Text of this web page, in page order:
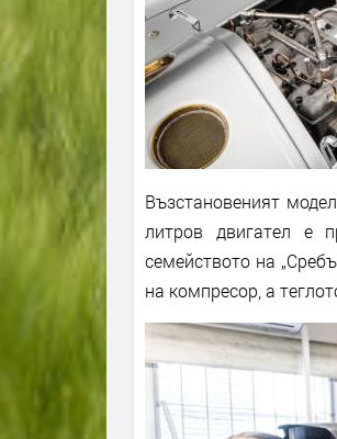
Възстановеният
литров двигател е
семейството на
на компресор, а